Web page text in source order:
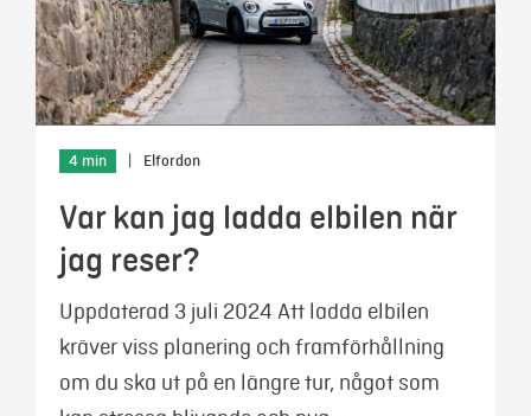
4 min Elfordon
Var kan jag ladda elbilen när
jag reser?
Uppdaterad 3 juli 2024 Att ladda elbilen
kräver viss planering och framförhållning
om du ska ut på en längre tur, något som